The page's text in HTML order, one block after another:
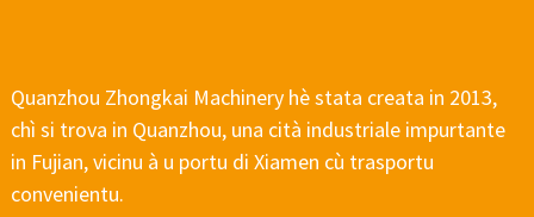
Quanzhou Zhongkai Machinery hè stata creata in 2013,
chì si trova in Quanzhou, una cità industriale impurtante
in Fujian, vicinu à u portu di Xiamen cù trasportu
convenientu.